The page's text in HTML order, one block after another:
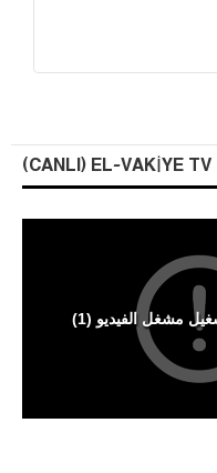
(CANLI) EL-VAKIYE TV